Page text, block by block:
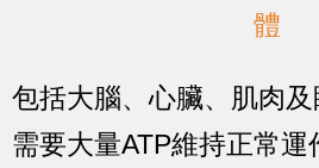
體
包括大腦、心臟、肌肉
需要大量ATP維持正常運